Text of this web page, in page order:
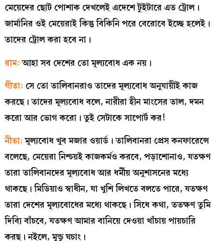
মেয়েদের ছোট পোশাক দেখলেই এদেশে টুইটারে এত ট্রোল।
জার্মানির ওই মেয়েরাই কিন্তু বিকিনি পরে বেরোবে ইচ্ছে হলেই।
তাদের ট্রোল করা হবে না।
রাম:আহা সব দেশের তো মূল্যবোধ এক নয়।
গীতা: সে তো তালিবানরাও তাদের মূল্যবোধ অনুযায়ীই কাজ
করছে। তাদের মূল্যবোধ বলে, নারীরা হীন মাংসের তাল, দমন
করো আর ভোগ করো। তুই সেটাকে সাপোর্ট কর!
নীতা:মূল্যবোধ খুব মজার ওয়ার্ড। তালিবানরা প্রেস কনফারেন্সে
বলেছে, মেয়েরা নিশ্চয়ই কাজকর্মও করবে, পড়াশোনাও, যতক্ষণ
তারা তালিবানদের মূল্যবোধ আর ধর্মীয় অনুশাসনের মধ্যে
থাকছে। মিডিয়াও স্বাধীন, যা খুশি লিখতে বলতে পারে, যতক্ষণ
তারা দেশের মূল্যবোধের মধ্যে থাকছে। সিধে কথা, ততক্ষণ তুমি
দিব্যি বাঁচবে, যতক্ষণ আমার বানিয়ে দেওয়া খাঁচায় পায়চারি
করছ। নইলে, মুন্ডু ঘচাং।